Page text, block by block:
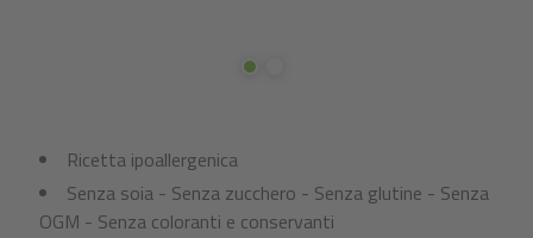
Ricetta ipoallergenica
Senza soia - Senza zucchero - Senza glutine - Senza
OGM - Senza coloranti e conservanti